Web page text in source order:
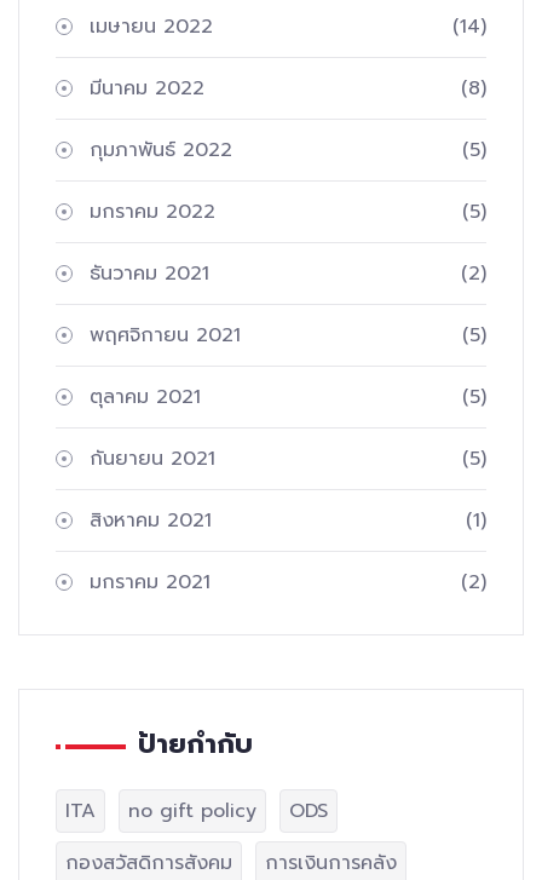
เมษายน 2022 (14)
มีนาคม 2022 (8)
กุมภาพันธ์ 2022 (5)
มกราคม 2022 (5)
ธันวาคม 2021 (2)
พฤศจิกายน 2021 (5)
ตุลาคม 2021 (5)
กันยายน 2021 (5)
สิงหาคม 2021 (1)
มกราคม 2021 (2)
ป้ายกำกับ
ITA no gift policy
ODS
กองสวัสดิการสังคม
การเงินการคลัง